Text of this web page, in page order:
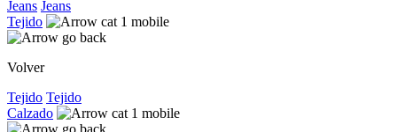
Jeans Jeans
Tejido
Volver
Tejido Tejido
Calzado